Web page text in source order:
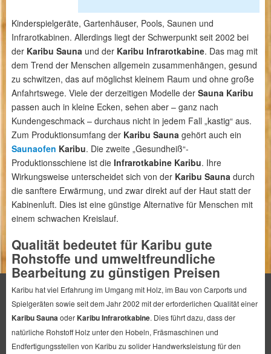
Kinderspielgeräte, Gartenhäuser, Pools, Saunen und
Infrarotkabinen. Allerdings liegt der Schwerpunkt seit 2002 bei
der Karibu Saunaund der Karibu Infrarotkabine. Das mag mit
dem Trend der Menschen allgemein zusammenhängen, gesund
zu schwitzen, das auf möglichst kleinem Raum und ohne große
Anfahrtswege. Viele der derzeitigen Modelle der Sauna Karibu
passen auch in kleine Ecken, sehen aber – ganz nach
Kundengeschmack – durchaus nicht in jedem Fall „kastig“ aus.
Zum Produktionsumfang der Karibu Saunagehört auch ein
Saunaofen Karibu. Die zweite „Gesundheiß“-
Produktionsschiene ist die Infrarotkabine Karibu. Ihre
Wirkungsweise unterscheidet sich von der Karibu Saunadurch
die sanftere Erwärmung, und zwar direkt auf der Haut statt der
Kabinenluft. Dies ist eine günstige Alternative für Menschen mit
einem schwachen Kreislauf.
Qualität bedeutet für Karibu gute
Rohstoffe und umweltfreundliche
Bearbeitung zu günstigen Preisen
Karibu hat viel Erfahrung im Umgang mit Holz, im Bau von Carports und
Spielgeräten sowie seit dem Jahr 2002 mit der erforderlichen Qualität einer
Karibu Sauna oderKaribu Infrarotkabine. Dies führt dazu, dass der
natürliche Rohstoff Holz unter den Hobeln, Fräsmaschinen und
Endfertigungsstellen von Karibu zu solider Handwerksleistung für den